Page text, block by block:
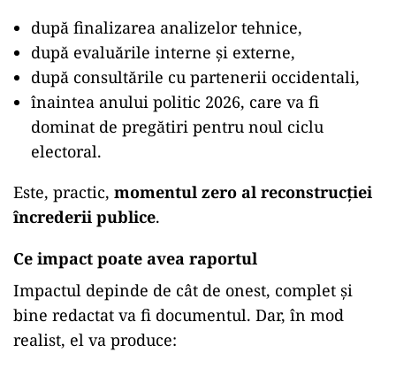
după finalizarea analizelor tehnice,
după evaluările interne și externe,
după consultările cu partenerii occidentali,
înaintea anului politic 2026, care va fi
dominat de pregătiri pentru noul ciclu
electoral.
Este, practic, momentul zero al reconstrucției
încrederii publice.
Ce impact poate avea raportul
Impactul depinde de cât de onest, complet și
bine redactat va fi documentul. Dar, în mod
realist, el va produce: